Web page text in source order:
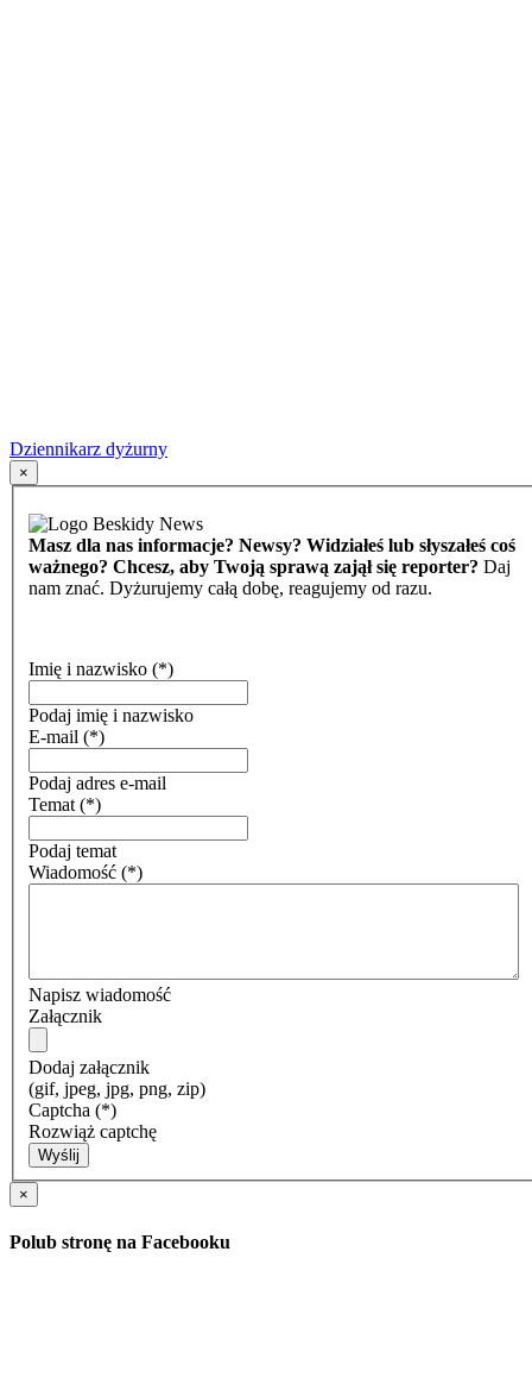
Dziennikarz dyżurny
×
Masz dla nas informacje? Newsy? Widziałeś lub słyszałeś coś
ważnego? Chcesz, aby Twoją sprawą zajął się reporter? Daj
nam znać. Dyżurujemy całą dobę, reagujemy od razu.
Imię i nazwisko (*)
Podaj imię i nazwisko
E-mail (*)
Podaj adres e-mail
Temat (*)
Podaj temat
Wiadomość (*)
Napisz wiadomość
Załącznik
Dodaj załącznik
(gif, jpeg, jpg, png, zip)
Captcha (*)
Rozwiąż captchę
Wyślij
×
Polub stronę na Facebooku